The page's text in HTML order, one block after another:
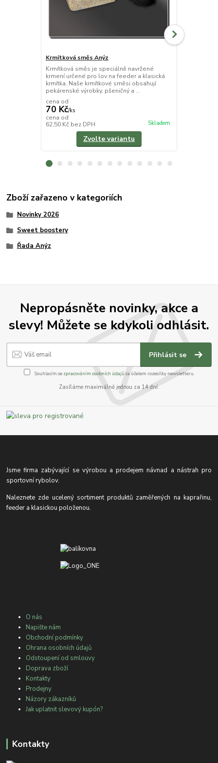
Krmítková směs Anýz
Krmítková směs je speciálně navržené
krmení určené pro lov na feeder a klasická
krmítka. Naše krmítkové směsi obsahují
pekárenské výrobky, pšeničný a ...
cena od
70 Kč/ks
cena od
62,50 Kč bez DPH Skladem
Zvolte variantu
Zboží zařazeno v kategoriích
Novinky 2026
Sweet boostery
Řada Anýz
Nepropásněte novinky, akce a
slevy! Můžete se kdykoli odhlásit.
Přihlásit se
Souhlasím se zpracováním osobních údajůza účelem rozesílky newsletteru.
Zasíláme maximálně jednou za 14 dní.
Jsme firma zabývající se výrobou a prodejem návnad a nástrah pro
sportovní rybolov.
Naleznete zde ucelený sortiment produktů zaměřených na kaprařinu,
feeder a klasickou položenou.
O nás
Napište nám
Obchodní podmínky
Ohrana osobních údajů
Odstoupení od smlouvy
Doprava zboží
Kontakty
Prodejny
Názory zákazníků
Jak uplatnit slevový kupón?
Kontakty